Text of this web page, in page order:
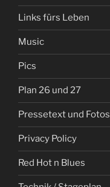
Links fürs Leben
Music
Pics
Plan 26 und 27
Pressetext und Fotos
Privacy Policy
Red Hot n Blues